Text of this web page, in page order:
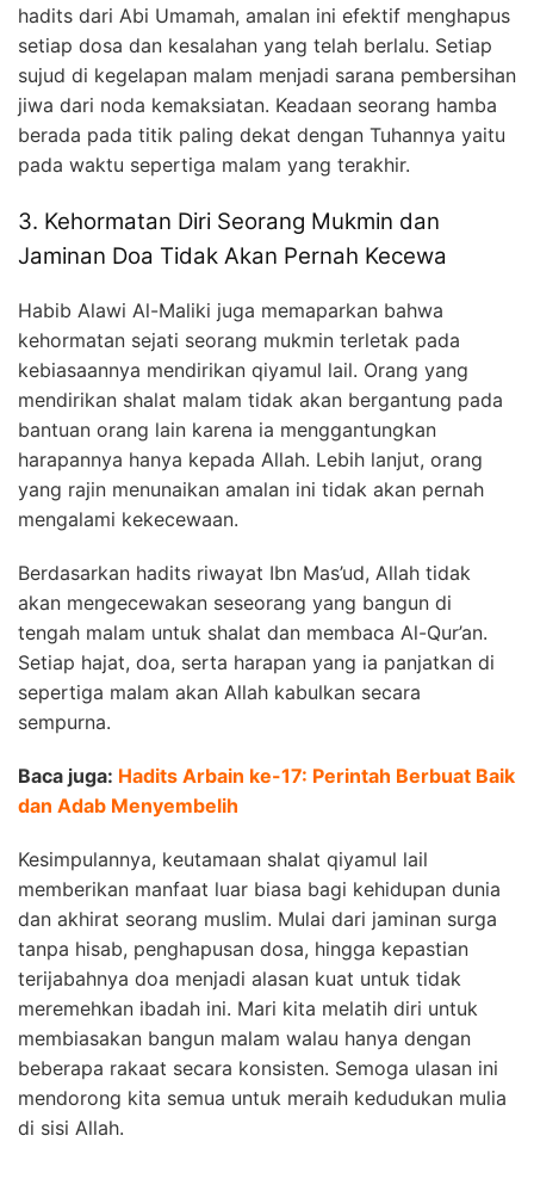
hadits dari Abi Umamah, amalan ini efektif menghapus
setiap dosa dan kesalahan yang telah berlalu. Setiap
sujud di kegelapan malam menjadi sarana pembersihan
jiwa dari noda kemaksiatan. Keadaan seorang hamba
berada pada titik paling dekat dengan Tuhannya yaitu
pada waktu sepertiga malam yang terakhir.
3. Kehormatan Diri Seorang Mukmin dan
Jaminan Doa Tidak Akan Pernah Kecewa
Habib Alawi Al-Maliki juga memaparkan bahwa
kehormatan sejati seorang mukmin terletak pada
kebiasaannya mendirikan qiyamul lail. Orang yang
mendirikan shalat malam tidak akan bergantung pada
bantuan orang lain karena ia menggantungkan
harapannya hanya kepada Allah. Lebih lanjut, orang
yang rajin menunaikan amalan ini tidak akan pernah
mengalami kekecewaan.
Berdasarkan hadits riwayat Ibn Mas’ud, Allah tidak
akan mengecewakan seseorang yang bangun di
tengah malam untuk shalat dan membaca Al-Qur’an.
Setiap hajat, doa, serta harapan yang ia panjatkan di
sepertiga malam akan Allah kabulkan secara
sempurna.
Baca juga: Hadits Arbain ke-17: Perintah Berbuat Baik
dan Adab Menyembelih
Kesimpulannya, keutamaan shalat qiyamul lail
memberikan manfaat luar biasa bagi kehidupan dunia
dan akhirat seorang muslim. Mulai dari jaminan surga
tanpa hisab, penghapusan dosa, hingga kepastian
terijabahnya doa menjadi alasan kuat untuk tidak
meremehkan ibadah ini. Mari kita melatih diri untuk
membiasakan bangun malam walau hanya dengan
beberapa rakaat secara konsisten. Semoga ulasan ini
mendorong kita semua untuk meraih kedudukan mulia
di sisi Allah.